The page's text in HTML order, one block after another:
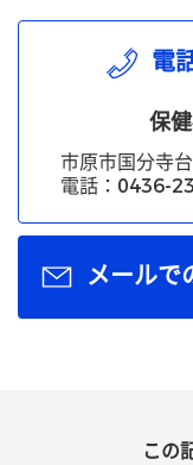
電
保
市原市国分寺
電話：0436-
メールで
この